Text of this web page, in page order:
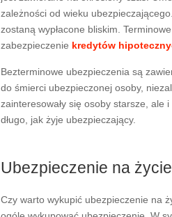
10% zniżki po zastosowaniu kodu
Czym jest
Ubezpieczenie na życie to rodzaj
ubezpieczonego. Tak więc, jeśli
Dla kogo polisa na